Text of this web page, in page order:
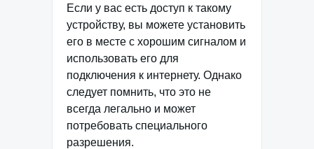
Если у вас есть доступ к такому
устройству, вы можете установить
его в месте с хорошим сигналом и
использовать его для
подключения к интернету. Однако
следует помнить, что это не
всегда легально и может
потребовать специального
разрешения.